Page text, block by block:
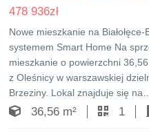
478 936zł
Nowe mieszkanie na
systemem Smart Home Na
mieszkanie o powierzchni
z Oleśnicy w warszawskiej
Brzeziny. Lokal znajduje się
36,56 m² 1